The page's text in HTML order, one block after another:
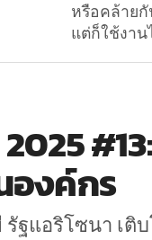
หรือคล้าย
แต่ก็ใช้งาน
องค์กร
รัฐแอริโซนา เ